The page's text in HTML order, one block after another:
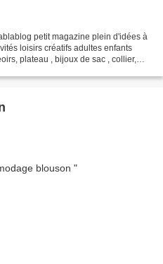
petit magazine plein d'idées à
loisirs créatifs adultes enfants
plateau , bijoux de sac , collier,